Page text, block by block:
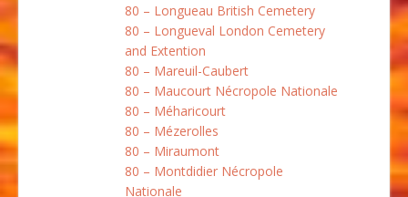
80 – Longueau British Cemetery
80 – Longueval London Cemetery
and Extention
80 – Mareuil-Caubert
80 – Maucourt Nécropole Nationale
80 – Méharicourt
80 – Mézerolles
80 – Miraumont
80 – Montdidier Nécropole
Nationale